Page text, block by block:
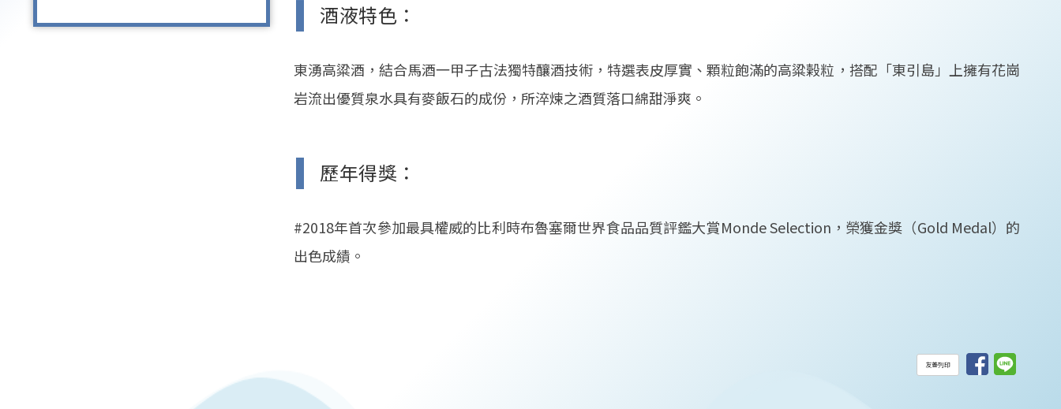
酒液特色：
東湧高粱酒，結合馬酒一甲子古法獨特釀酒技術，特選表皮厚實、顆粒飽滿的高粱榖粒，搭配「東引島」上擁有花崗
岩流出優質泉水具有麥飯石的成份，所淬煉之酒質落口綿甜淨爽。
歷年得獎：
#2018年首次參加最具權威的比利時布魯塞爾世界食品品質評鑑大賞Monde Selection，榮獲金獎（Gold Medal）的
出色成績。
友善列印